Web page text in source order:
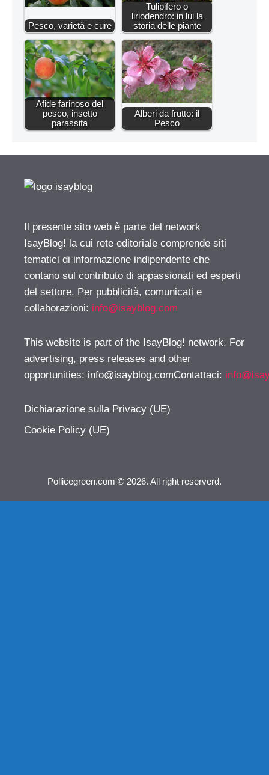
Pesco, varietà e cure
Tulipifero o
liriodendro: in lui la
storia delle piante
Afide farinoso del
pesco, insetto
parassita
Alberi da frutto: il
Pesco
Il presente sito web è parte del network
IsayBlog! la cui rete editoriale comprende siti
tematici di informazione indipendente che
contano sul contributo di appassionati ed esperti
del settore. Per pubblicità, comunicati e
collaborazioni: info@isayblog.com
This website is part of the IsayBlog! network. For
advertising, press releases and other
opportunities: info@isayblog.comContattaci:
Dichiarazione sulla Privacy (UE)
Cookie Policy (UE)
Pollicegreen.com © 2026. All right reserverd.